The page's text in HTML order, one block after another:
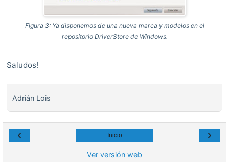
Figura 3: Ya disponemos de una nueva marca y modelos en el
repositorio DriverStore de Windows.
Saludos!
Adrián Lois
›
‹ Inicio
Ver versión web